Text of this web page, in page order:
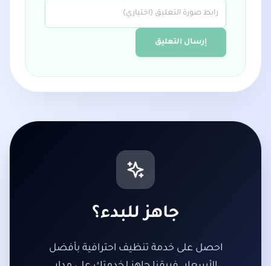
إرسال التعليق
جاهز للبدء؟
احصل على خدمة تنظيف احترافية بأفضل